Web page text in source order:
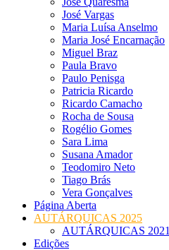
José Vargas
Maria Luísa Anselmo
Maria José Encarnação
Miguel Braz
Paula Bravo
Paulo Penisga
Patricia Ricardo
Ricardo Camacho
Rocha de Sousa
Rogélio Gomes
Sara Lima
Susana Amador
Teodomiro Neto
Tiago Brás
Vera Gonçalves
Página Aberta
AUTÁRQUICAS 2025
AUTÁRQUICAS 2021
Edições